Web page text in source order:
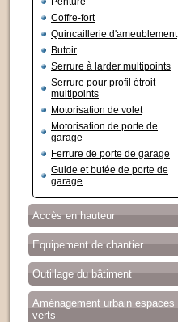
Coffre-fort
Quincaillerie d'ameublement
Butoir
Serrure à larder multipoints
Serrure pour profil étroit
multipoints
Motorisation de volet
Motorisation de porte de
garage
Ferrure de porte de garage
Guide et butée de porte de
garage
Accès en hauteur
Equipement de chantier
Outillage du bâtiment
Aménagement urbain espaces
verts